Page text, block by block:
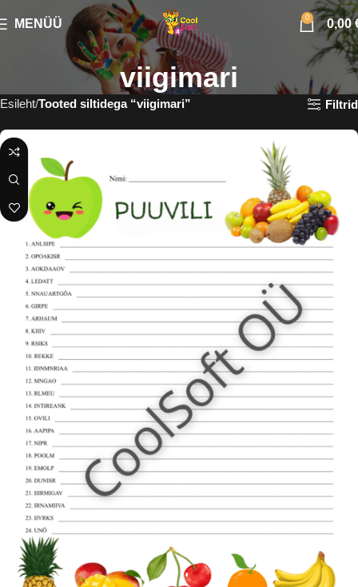
MENÜÜ 0 0,00
viigimari
Esileht Tooted siltidega “viigimari” Filtrid